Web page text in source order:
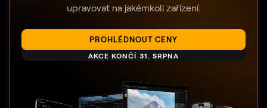
upravovat na jakémkoli zařízení.
PROHLÉDNOUT CENY
AKCE KONČÍ 31. SRPNA